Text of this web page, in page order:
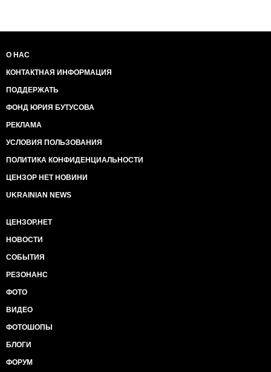
О НАС
КОНТАКТНАЯ ИНФОРМАЦИЯ
ПОДДЕРЖАТЬ
ФОНД ЮРИЯ БУТУСОВА
РЕКЛАМА
УСЛОВИЯ ПОЛЬЗОВАНИЯ
ПОЛИТИКА КОНФИДЕНЦИАЛЬНОСТИ
ЦЕНЗОР НЕТ НОВИНИ
UKRAINIAN NEWS
ЦЕНЗОР.НЕТ
НОВОСТИ
СОБЫТИЯ
РЕЗОНАНС
ФОТО
ВИДЕО
ФОТОШОПЫ
БЛОГИ
ФОРУМ